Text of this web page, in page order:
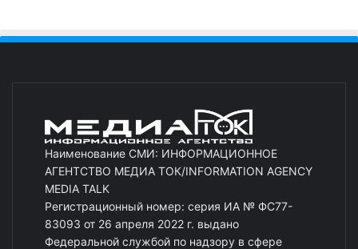
Наименование СМИ: ИНФОРМАЦИОННОЕ
АГЕНТСТВО МЕДИА ТОК/INFORMATION AGENCY
MEDIA TALK
Регистрационный номер: серия ИА № ФС77-
83093 от 26 апреля 2022 г. выдано
Федеральной службой по надзору в сфере